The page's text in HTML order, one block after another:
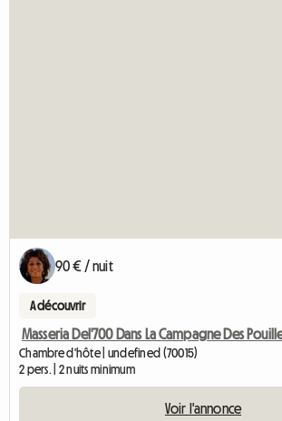
90 € / nuit
A découvrir
Masseria Del'700 Dans La Campagne Des
Chambre d'hôte | undefined (70015)
2 pers. | 2 nuits minimum
Voir l'annonce